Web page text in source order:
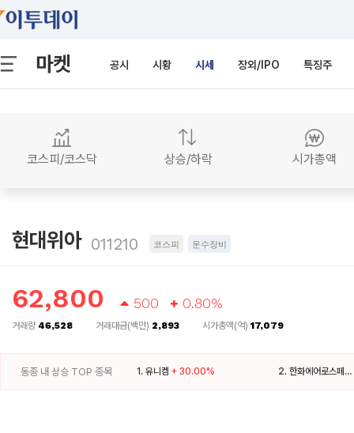
마켓 공시 시황 시세 장외/IPO 특징주
코스피/코스닥 상승/하락 시가총액
현대위아 011210 코스피 운수장비
62,800 500 0.80%
거래량 46,528 거래대금(백만) 2,893 시가총액(억) 17,079
동종 내 상승 TOP 종목 1. 유니켐 + 30.00% 2. 한화에어로스페이스